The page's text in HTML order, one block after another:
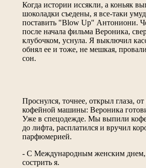
Когда истории иссякли, а коньяк
шоколадки съедены, я все-таки
поставить "Blow Up" Антониони.
после начала фильма Вероника,
клубочком, уснула. Я выключил
обнял ее и тоже, не мешкая,
сон.
Проснулся, точнее, открыл глаза, от
кофейной машины: Вероника
Уже в спецодежде. Мы выпили
до лифта, расплатился и вручил
парфюмерией.
- С Международным женским днем,
сострить я.